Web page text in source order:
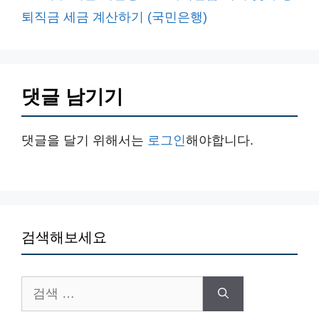
리
퇴직금 세금 계산하기 (국민은행)
댓글 남기기
댓글을 달기 위해서는 로그인해야합니다.
검색해보세요
색: